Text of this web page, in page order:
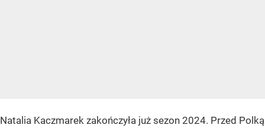
Natalia Kaczmarek zakończyła już sezon 2024. Przed Polką